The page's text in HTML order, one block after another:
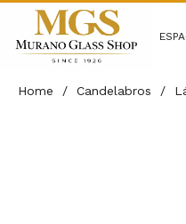
Home / Candelabros /